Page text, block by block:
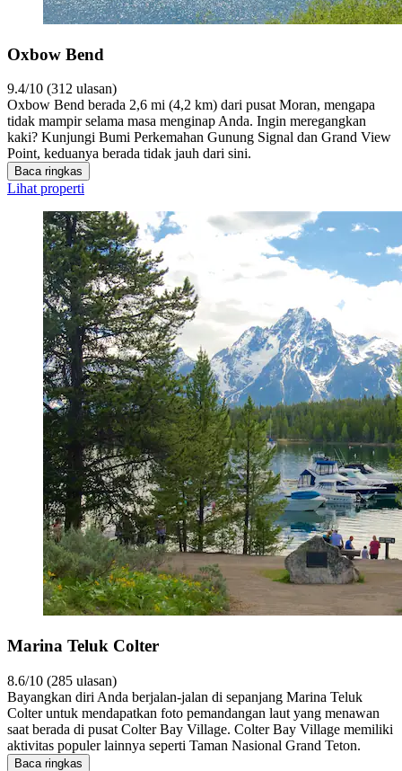
Oxbow Bend
9.4/10 (312 ulasan)
Oxbow Bend berada 2,6 mi (4,2 km) dari pusat Moran, mengapa
tidak mampir selama masa menginap Anda. Ingin meregangkan
kaki? Kunjungi Bumi Perkemahan Gunung Signal dan Grand View
Point, keduanya berada tidak jauh dari sini.
Baca ringkas
Lihat properti
Marina Teluk Colter
8.6/10 (285 ulasan)
Bayangkan diri Anda berjalan-jalan di sepanjang Marina Teluk
Colter untuk mendapatkan foto pemandangan laut yang menawan
saat berada di pusat Colter Bay Village. Colter Bay Village memiliki
aktivitas populer lainnya seperti Taman Nasional Grand Teton.
Baca ringkas